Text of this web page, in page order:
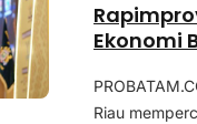
Ekonomi
Riau